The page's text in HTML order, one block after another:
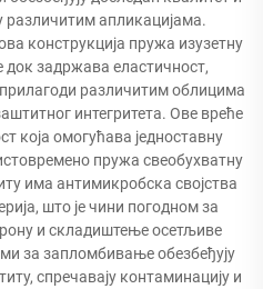
различитим апликацијама.
конструкција пружа изузетну
задржава еластичност,
различитим облицима
интегритета. Ове вреће
која омогућава једноставну
пружа свеобухватну
има антимикробска својства
што је чини погодном за
и складиштење осетљиве
за запломбивање обезбеђују
спречавају контаминацију и